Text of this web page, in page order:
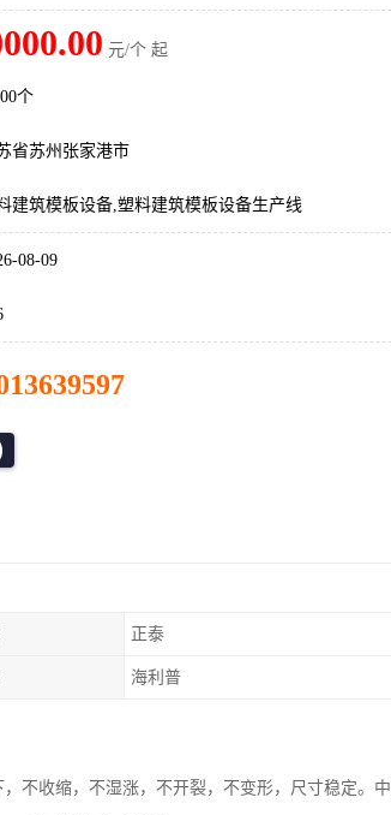
元/个 起
个
省苏州张家港市
建筑模板设备,塑料建筑模板设备生产线
08-09
正泰
海利普
不收缩，不湿涨，不开裂，不变形，尺寸稳定。